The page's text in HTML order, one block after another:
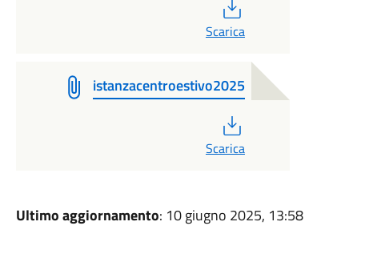
Scarica
istanzacentroestivo2025
Scarica
Ultimo aggiornamento: 10 giugno 2025, 13:58